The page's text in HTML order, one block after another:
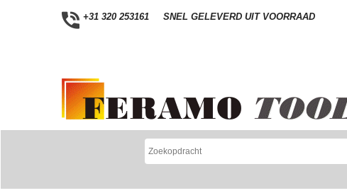
+31 320 253161 SNEL GELEVERD UIT VOORRAAD